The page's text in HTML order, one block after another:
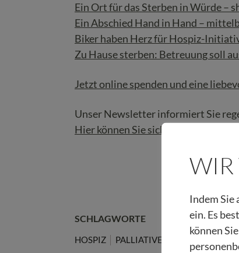
Ein Ort für das Sterben in Würde –
Ein Abschied Hand in Hand –
Biker haben Herz für Hospiz-
Zu Hause sterben: Betreuung soll
Jetzt online spenden und eine
Unser Newsletter informiert Sie
Hier können Sie sich anmelden.
SCHLAGWORTE
HOSPIZ PALLIATIVE CARE
WIR
Indem Sie
ein. Es
können